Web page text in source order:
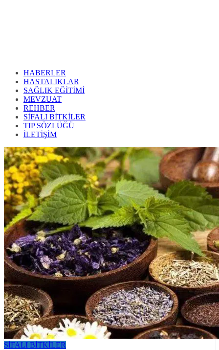
HABERLER
HASTALIKLAR
SAĞLIK EĞİTİMİ
MEVZUAT
REHBER
SİFALI BİTKİLER
TIP SÖZLÜĞÜ
İLETİŞİM
SİFALI BİTKİLER